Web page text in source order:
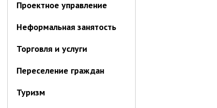
Объявления
Публичные слушания
ПОСЛЕДНИЕ МАТЕРИАЛЫ
(расширенное представление)
Проектное управление
Неформальная занятость
Торговля и услуги
Переселение граждан
Туризм